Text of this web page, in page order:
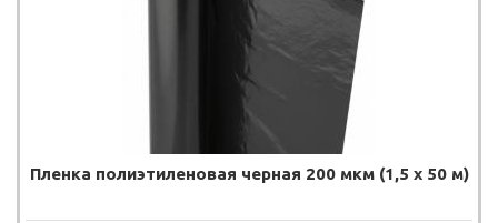
Пленка полиэтиленовая черная 200 мкм (1,5 х 50 м)